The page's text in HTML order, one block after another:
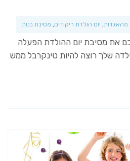
מהאגדות, יום הולדת ריקודים, מסיבת בנות
את מסיבת יום ההולדת הפעלה
שלך רוצה להיות טינקרבל ממש